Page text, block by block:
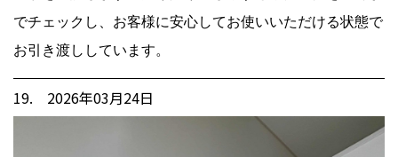
でチェックし、お客様に安心してお使いいただける状態で
お引き渡ししています。
19. 2026年03月24日